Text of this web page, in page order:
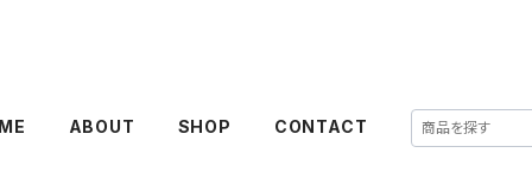
ABOUT SHOP CONTACT